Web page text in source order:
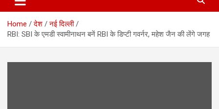
Home देश
नई दिल्ली
RBI: SBI के एमडी स्वामीना‍थन बनें RBI के डिप्टी गवर्नर, महेश जैन की लेंगे जगह